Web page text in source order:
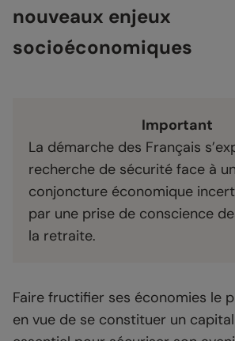
nouveaux enjeux
socioéconomiques
Important
La démarche des Français
recherche de sécurité face à
conjoncture économique
par une prise de conscience
la retraite.
Faire fructifier ses économies le
en vue de se constituer un